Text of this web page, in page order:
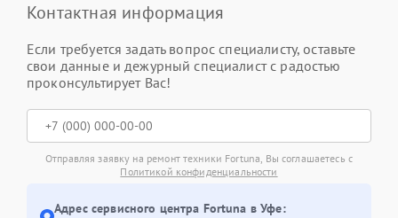
Контактная информация
Если требуется задать вопрос специалисту, оставьте
свои данные и дежурный специалист с радостью
проконсультирует Вас!
Отправляя заявку на ремонт техники Fortuna, Вы соглашаетесь с
Политикой конфиденциальности
Адрес сервисного центра Fortuna в Уфе: